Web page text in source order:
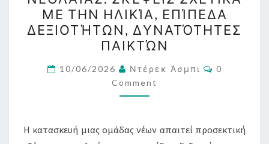
ΝΕΟΛΑΊΑΣ:
ΣΚΈΨΕΙΣ
ΣΧΕΤΙΚΆ
ΜΕ
ΤΗΝ
ΗΛΙΚΊΑ,
ΕΠΊΠΕΔΑ
ΔΥΝΑΤΌΤΗΤΕΣ
ΜΕ ΤΗΝ ΗΛΙΚΊΑ, ΕΠΊΠΕΔΑ
ΔΕΞΙΟΤΉΤΩΝ, ΔΥΝΑΤΌΤΗΤΕΣ
ΠΑΙΚΤΏΝ
10/06/2026 Ντέρεκ Άσμπι Comments
0
Comment
Η κατασκευή μιας ομάδας νέων απαιτεί προσεκτική